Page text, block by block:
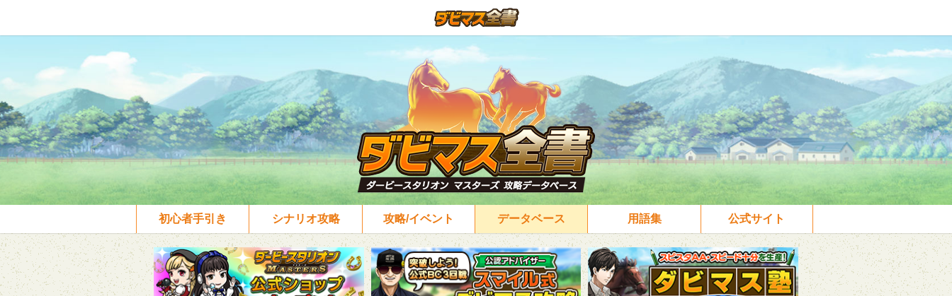
初心者手引き シナリオ攻略 攻略/イベント データベース 用語集 公式サイト